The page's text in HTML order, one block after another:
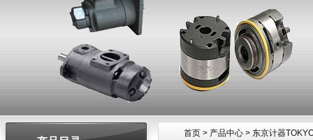
首页 > 产品中心 > 东京计器